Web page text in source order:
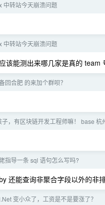
中转站今天崩溃问题
中转站今天崩溃问题
该能测出来哪几家是真的 team
回合肥 的来加个群呗？
子，有区块链开发工程师嘛！ base 杭
指导一条 sql 语句怎么写吗?
还能查询非聚合字段以外的非
变小众了，工资是不是要涨了？